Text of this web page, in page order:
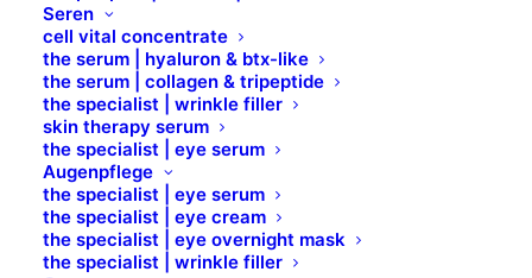
Seren
cell vital concentrate
the serum | hyaluron & btx-like
the serum | collagen & tripeptide
the specialist | wrinkle filler
skin therapy serum
the specialist | eye serum
Augenpflege
the specialist | eye serum
the specialist | eye cream
the specialist | eye overnight mask
the specialist | wrinkle filler